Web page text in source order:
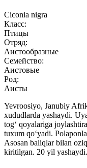
Ciconia nigra
Класс:
Птицы
Отряд:
Аистообразные
Семейство:
Аистовые
Род:
Аисты
Yevroosiyo, Janubiy
xududlarda yashaydi.
tog‘ qoyalariga
tuxum qo‘yadi.
Asosan baliqlar bilan
kiritilgan. 20 yil yashaydi.